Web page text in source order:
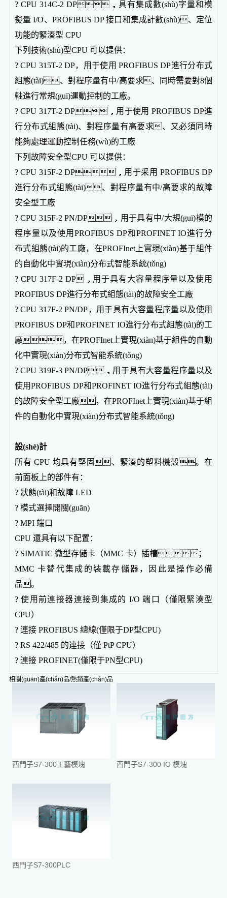
? CPU 314C-2 DP，具有集成數(shù)字量和模
擬量 I/O、PROFIBUS DP 接口和集成計數(shù)、定位
功能的緊湊型 CPU
下列技術(shù)型CPU 可以提供：
? CPU 315T-2 DP，用于使用 PROFIBUS DP進行分布式
組態(tài)、對程序量有中/高要求、同時需要對8個
軸進行常規(guī)運動控制的工廠。
? CPU 317T-2 DP，用于使用 PROFIBUS DP進
行分布式組態(tài)、對程序量有高要求、又必須同時
能夠處理運動控制任務(wù)的工廠
下列故障安全型CPU 可以提供：
? CPU 315F-2 DP，用于采用 PROFIBUS DP
進行分布式組態(tài)、對程序量有中/高要求的故障
安全型工廠
? CPU 315F-2 PN/DP，用于具有中/大規(guī)模的
程序量以及使用PROFIBUS DP和PROFINET IO進行分
布式組態(tài)的工廠，在PROFInet上實現(xiàn)基于組件
的自動化中實現(xiàn)分布式智能系統(tǒng)
? CPU 317F-2 DP，用于具有大容量程序量以及使用
PROFIBUS DP進行分布式組態(tài)的故障安全工廠
? CPU 317F-2 PN/DP，用于具有大容量程序量以及使用
PROFIBUS DP和PROFINET IO進行分布式組態(tài)的工
廠，在PROFInet上實現(xiàn)基于組件的自動
化中實現(xiàn)分布式智能系統(tǒng)
? CPU 319F-3 PN/DP，用于具有大容量程序量以及
使用PROFIBUS DP和PROFINET IO進行分布式組態(tài)
的故障安全型工廠，在PROFInet上實現(xiàn)基于組
件的自動化中實現(xiàn)分布式智能系統(tǒng)
設(shè)計
所有 CPU 均具有堅固、緊湊的塑料機殼。在
前面板上的部件有：
? 狀態(tài)和故障 LED
? 模式選擇開關(guān)
? MPI 端口
CPU 還具有以下配置：
? SIMATIC 微型存儲卡（MMC 卡）插槽；
MMC 卡替代集成的裝載存儲器，因此是操作必備
品。
? 使用前連接器連接到集成的 I/O 端口（僅限緊湊型
CPU）
? 連接 PROFIBUS 總線(僅限于DP型CPU)
? RS 422/485 的連接（僅 PtP CPU）
? 連接 PROFINET(僅限于PN型CPU)
相關(guān)產(chǎn)品/熱銷產(chǎn)品
西門子S7-300工藝模塊 西門子S7-300 IO 模塊
西門子S7-300PLC